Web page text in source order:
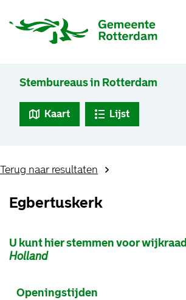
Stembureaus in Rotterdam
Kaart Lijst
Terug naar resultaten
Egbertuskerk
U kunt hier stemmen voor wijkraad
Holland
Openingstijden